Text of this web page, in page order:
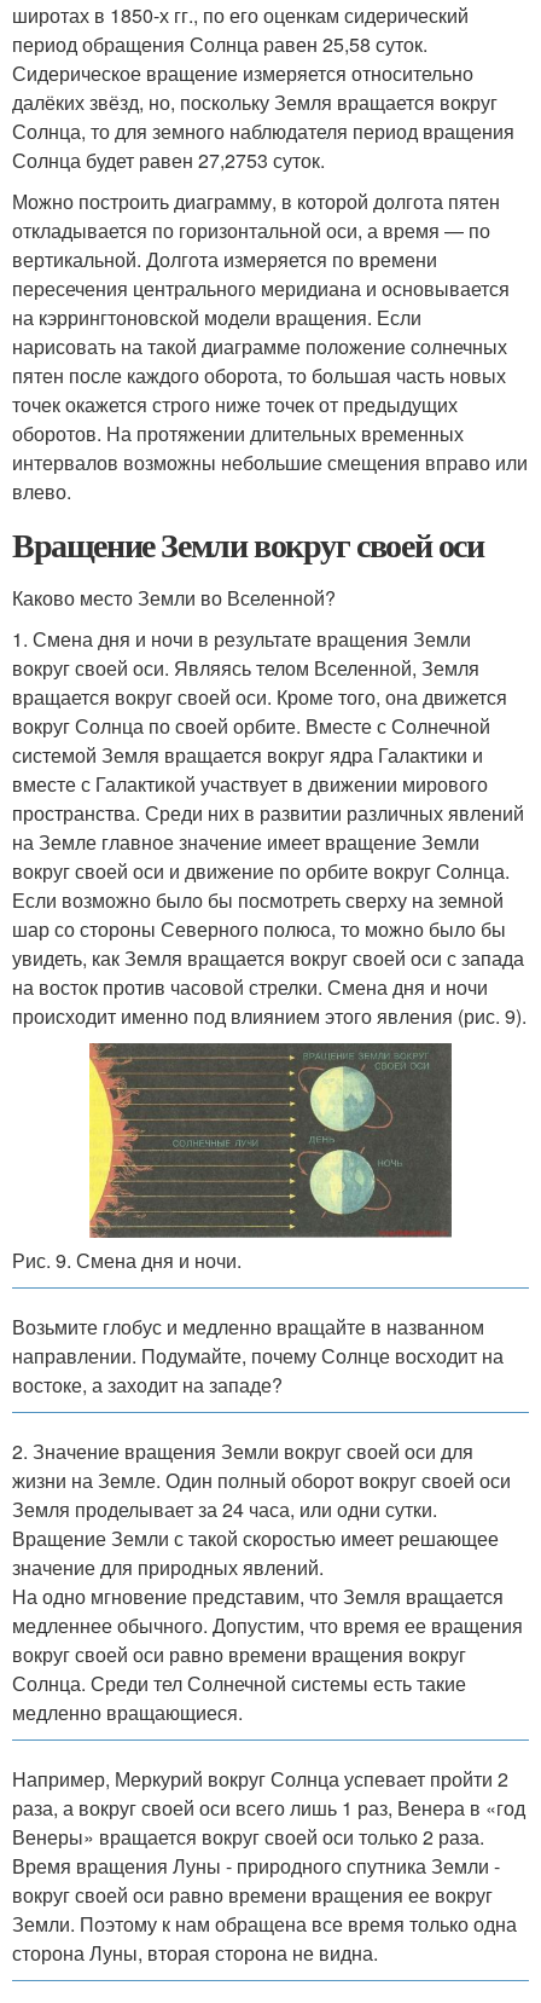
широтах в 1850-х гг., по его оценкам сидерический
период обращения Солнца равен 25,58 суток.
Сидерическое вращение измеряется относительно
далёких звёзд, но, поскольку Земля вращается вокруг
Солнца, то для земного наблюдателя период вращения
Солнца будет равен 27,2753 суток.
Можно построить диаграмму, в которой долгота пятен
откладывается по горизонтальной оси, а время — по
вертикальной. Долгота измеряется по времени
пересечения центрального меридиана и основывается
на кэррингтоновской модели вращения. Если
нарисовать на такой диаграмме положение солнечных
пятен после каждого оборота, то большая часть новых
точек окажется строго ниже точек от предыдущих
оборотов. На протяжении длительных временных
интервалов возможны небольшие смещения вправо или
влево.
Вращение Земли вокруг своей оси
Каково место Земли во Вселенной?
1. Смена дня и ночи в результате вращения Земли
вокруг своей оси. Являясь телом Вселенной, Земля
вращается вокруг своей оси. Кроме того, она движется
вокруг Солнца по своей орбите. Вместе с Солнечной
системой Земля вращается вокруг ядра Галактики и
вместе с Галактикой участвует в движении мирового
пространства. Среди них в развитии различных явлений
на Земле главное значение имеет вращение Земли
вокруг своей оси и движение по орбите вокруг Солнца.
Если возможно было бы посмотреть сверху на земной
шар со стороны Северного полюса, то можно было бы
увидеть, как Земля вращается вокруг своей оси с запада
на восток против часовой стрелки. Смена дня и ночи
происходит именно под влиянием этого явления (рис. 9).
Рис. 9. Смена дня и ночи.
Возьмите глобус и медленно вращайте в названном
направлении. Подумайте, почему Солнце восходит на
востоке, а заходит на западе?
2. Значение вращения Земли вокруг своей оси для
жизни на Земле. Один полный оборот вокруг своей оси
Земля проделывает за 24 часа, или одни сутки.
Вращение Земли с такой скоростью имеет решающее
значение для природных явлений.
На одно мгновение представим, что Земля вращается
медленнее обычного. Допустим, что время ее вращения
вокруг своей оси равно времени вращения вокруг
Солнца. Среди тел Солнечной системы есть такие
медленно вращающиеся.
Например, Меркурий вокруг Солнца успевает пройти 2
раза, а вокруг своей оси всего лишь 1 раз, Венера в «год
Венеры» вращается вокруг своей оси только 2 раза.
Время вращения Луны - природного спутника Земли -
вокруг своей оси равно времени вращения ее вокруг
Земли. Поэтому к нам обращена все время только одна
сторона Луны, вторая сторона не видна.